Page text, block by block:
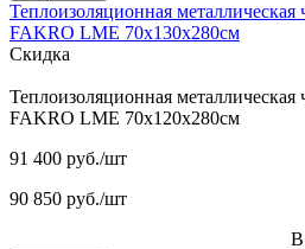
Теплоизоляционная металлическая
FAKRO LME 70х130х280см
Скидка
Теплоизоляционная металлическая
FAKRO LME 70х120х280см
91 400 руб./шт
90 850 руб./шт
В